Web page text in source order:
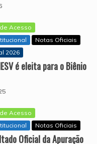
Acesso
Notas Oficiais
2026
é eleita para o Biênio
Acesso
Notas Oficiais
Oficial da Apuração